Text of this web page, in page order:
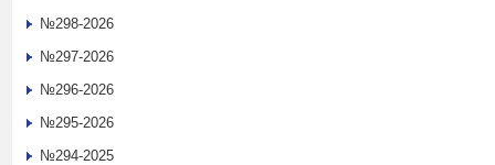
№298-2026
№297-2026
№296-2026
№295-2026
№294-2025